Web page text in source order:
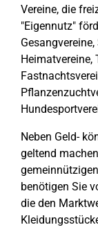
Vereine, die
"Eigennutz"
Heimatvereine,
Neben Geld-
geltend
benötigen Sie
die den